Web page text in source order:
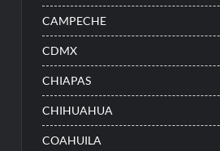
CAMPECHE
CDMX
CHIAPAS
CHIHUAHUA
COAHUILA